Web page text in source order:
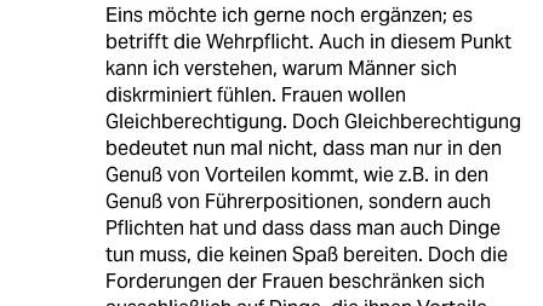
Eins möchte ich gerne noch ergänzen; es
betrifft die Wehrpflicht. Auch in diesem Punkt
kann ich verstehen, warum Männer sich
diskrminiert fühlen. Frauen wollen
Gleichberechtigung. Doch Gleichberechtigung
bedeutet nun mal nicht, dass man nur in den
Genuß von Vorteilen kommt, wie z.B. in den
Genuß von Führerpositionen, sondern auch
Pflichten hat und dass dass man auch Dinge
tun muss, die keinen Spaß bereiten. Doch die
Forderungen der Frauen beschränken sich